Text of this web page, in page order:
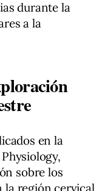
durante la
a la
en la
sobre los